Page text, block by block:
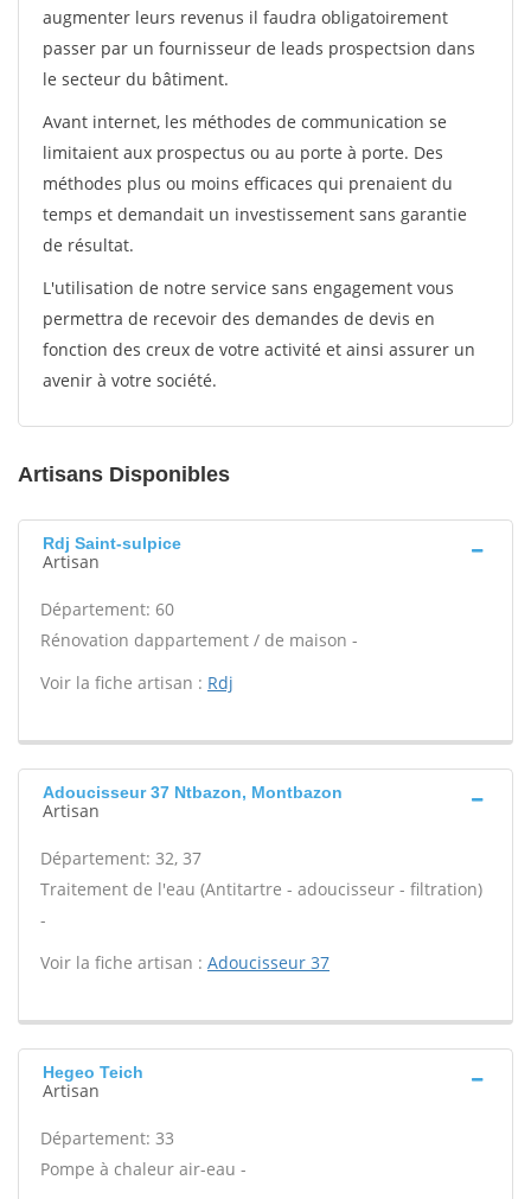
augmenter leurs revenus il faudra obligatoirement
passer par un fournisseur de leads prospectsion dans
le secteur du bâtiment.
Avant internet, les méthodes de communication se
limitaient aux prospectus ou au porte à porte. Des
méthodes plus ou moins efficaces qui prenaient du
temps et demandait un investissement sans garantie
de résultat.
L'utilisation de notre service sans engagement vous
permettra de recevoir des demandes de devis en
fonction des creux de votre activité et ainsi assurer un
avenir à votre société.
Artisans Disponibles
Rdj Saint-sulpice
Artisan
Département: 60
Rénovation dappartement / de maison -
Voir la fiche artisan : Rdj
Adoucisseur 37 Ntbazon, Montbazon
Artisan
Département: 32, 37
Traitement de l'eau (Antitartre - adoucisseur - filtration)
-
Voir la fiche artisan : Adoucisseur 37
Hegeo Teich
Artisan
Département: 33
Pompe à chaleur air-eau -